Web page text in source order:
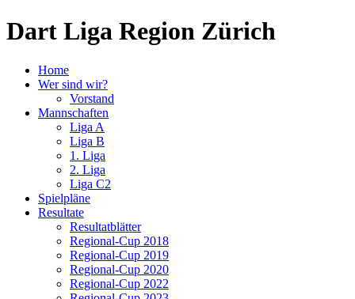
Dart Liga Region Zürich
Home
Wer sind wir?
Vorstand
Mannschaften
Liga A
Liga B
1. Liga
2. Liga
Liga C2
Spielpläne
Resultate
Resultatblätter
Regional-Cup 2018
Regional-Cup 2019
Regional-Cup 2020
Regional-Cup 2022